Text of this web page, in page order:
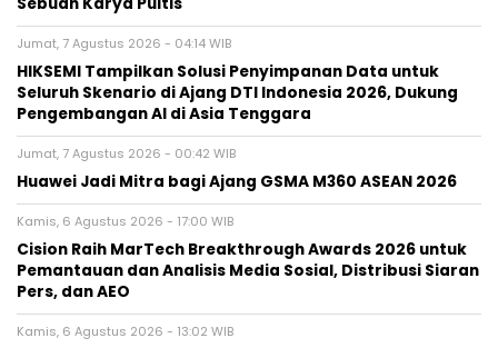
Jumat, 7 Agustus 2026 - 04:14 WIB
HIKSEMI Tampilkan Solusi Penyimpanan Data untuk
Seluruh Skenario di Ajang DTI Indonesia 2026, Dukung
Pengembangan AI di Asia Tenggara
Jumat, 7 Agustus 2026 - 00:42 WIB
Huawei Jadi Mitra bagi Ajang GSMA M360 ASEAN 2026
Kamis, 6 Agustus 2026 - 17:00 WIB
Cision Raih MarTech Breakthrough Awards 2026 untuk
Pemantauan dan Analisis Media Sosial, Distribusi Siaran
Pers, dan AEO
Kamis, 6 Agustus 2026 - 13:02 WIB